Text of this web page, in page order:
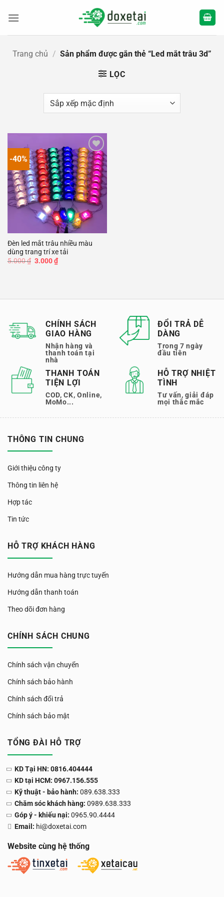
qua
Trang chủ / Sản phẩm được gắn thẻ “Led mắt trâu 3d”
LỌC
-40%
Add to
wishlist
Đèn led mắt trâu nhiều màu
dùng trang trí xe tải
5.000₫ Giá
3.000₫Giá
hiện
CHÍNH SÁCH
GIAO HÀNG
Nhận hàng và
thanh toán tại
nhà
ĐỔI TRẢ DỄ
DÀNG
Trong 7 ngày
đầu tiên
THANH TOÁN
TIỆN LỢI
COD, CK, Online,
MoMo...
HỖ TRỢ NHIỆT
TÌNH
Tư vấn, giải đáp
mọi thắc mắc
THÔNG TIN CHUNG
Giới thiệu công ty
Thông tin liên hệ
Hợp tác
Tin tức
HỖ TRỢ KHÁCH HÀNG
Hướng dẫn mua hàng trực tuyến
Hướng dẫn thanh toán
Theo dõi đơn hàng
CHÍNH SÁCH CHUNG
Chính sách vận chuyển
Chính sách bảo hành
Chính sách đổi trả
Chính sách bảo mật
TỔNG ĐÀI HỖ TRỢ
KD Tại HN: 0816.404444
KD tại HCM: 0967.156.555
Kỹ thuật - bảo hành: 089.638.333
Chăm sóc khách hàng: 0989.638.333
Góp ý - khiếu nại: 0965.90.4444
Email: hi@doxetai.com
Website cùng hệ thống